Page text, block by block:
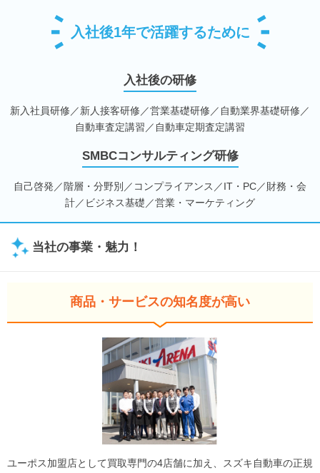
入社後1年で活躍するために
入社後の研修
新入社員研修／新人接客研修／営業基礎研修／自動業界基礎研修／
自動車査定講習／自動車定期査定講習
SMBCコンサルティング研修
自己啓発／階層・分野別／コンプライアンス／IT・PC／財務・会
計／ビジネス基礎／営業・マーケティング
当社の事業・魅力！
商品・サービスの知名度が高い
ユーポス加盟店として買取専門の4店舗に加え、スズキ自動車の正規